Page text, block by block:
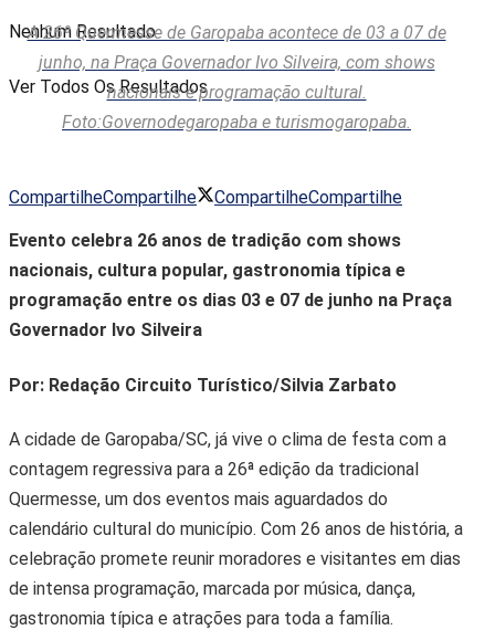
Nenhum Resultado
Ver Todos Os Resultados
A 26ª Quermesse de Garopaba acontece de 03 a 07 de
junho, na Praça Governador Ivo Silveira, com shows
nacionais e programação cultural.
Foto:Governodegaropaba e turismogaropaba.
CompartilheCompartilhe CompartilheCompartilhe
Evento celebra 26 anos de tradição com shows
nacionais, cultura popular, gastronomia típica e
programação entre os dias 03 e 07 de junho na Praça
Governador Ivo Silveira
Por: Redação Circuito Turístico/Silvia Zarbato
A cidade de Garopaba/SC, já vive o clima de festa com a
contagem regressiva para a 26ª edição da tradicional
Quermesse, um dos eventos mais aguardados do
calendário cultural do município. Com 26 anos de história, a
celebração promete reunir moradores e visitantes em dias
de intensa programação, marcada por música, dança,
gastronomia típica e atrações para toda a família.